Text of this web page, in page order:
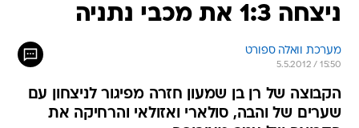
ניצחה 1:3 את מכבי נתניה
מערכת וואלה ספורט
5.5.2012 / 15:50
הקבוצה של רן בן שמעון חזרה מפיגור לניצחון עם
שערים של והבה, סולארי ואזולאי והרחיקה את